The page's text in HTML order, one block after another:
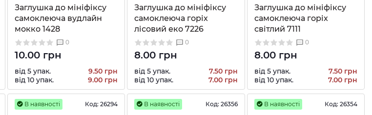
Заглушка до мініфіксу
самоклеюча вудлайн
мокко 1428
0
10.00 грн
від 5 упак.
9.50 грн
від 10 упак.
9.00 грн
Заглушка до мініфіксу
самоклеюча горіх
лісовий еко 7226
0
8.00 грн
від 5 упак.
7.50 грн
від 10 упак.
7.00 грн
Заглушка до мініфіксу
самоклеюча горіх
світлий 7111
0
8.00 грн
від 5 упак.
7.50 грн
від 10 упак.
7.00 грн
В наявності Код: 26294 В наявності Код: 26356 В наявності Код: 26354